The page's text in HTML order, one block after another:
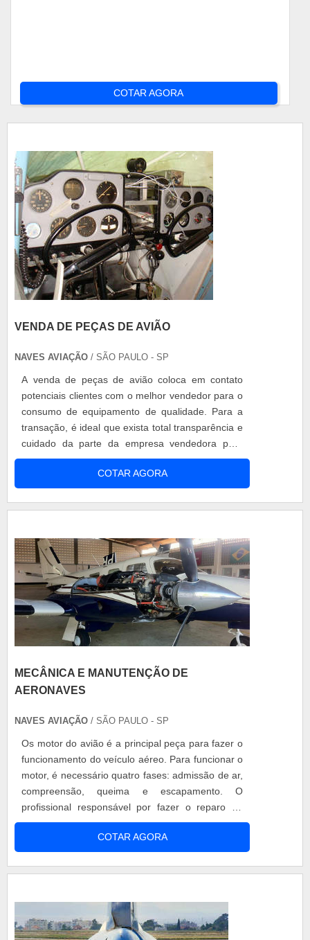
COTAR AGORA
VENDA DE PEÇAS DE AVIÃO
NAVES AVIAÇÃO / SÃO PAULO - SP
A venda de peças de avião coloca em contato
potenciais clientes com o melhor vendedor para o
consumo de equipamento de qualidade. Para a
transação, é ideal que exista total transparência e
cuidado da parte da empresa vendedora para
com seu respectivo comprador, já que se trata de
um setor complexo e que precisa de atenção
redobrada para segurança tanto para os
COTAR AGORA
MECÂNICA E MANUTENÇÃO DE
AERONAVES
NAVES AVIAÇÃO / SÃO PAULO - SP
Os motor do avião é a principal peça para fazer o
funcionamento do veículo aéreo. Para funcionar o
motor, é necessário quatro fases: admissão de ar,
compreensão, queima e escapamento. O
profissional responsável por fazer o reparo de
todos os equipamentos são responsáveis por
fazer a manutenção preventiva e corretiva de
aeronaves, por isso a necessidade mecânica e
COTAR AGORA